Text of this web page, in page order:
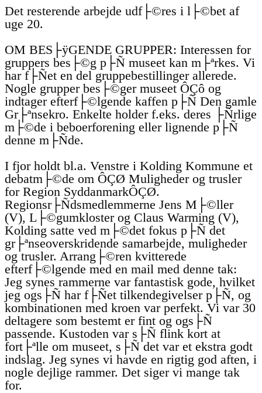
Det resterende arbejde udf├©res i l├©bet af
uge 20.
OM BES├ÿGENDE GRUPPER: Interessen for
gruppers bes├©g p├Ñ museet kan m├ªrkes. Vi
har f├Ñet en del gruppebestillinger allerede.
Nogle grupper bes├©ger museet ÔÇô og
indtager efterf├©lgende kaffen p├Ñ Den gamle
Gr├ªnsekro. Enkelte holder f.eks. deres ├Ñrlige
m├©de i beboerforening eller lignende p├Ñ
denne m├Ñde.
I fjor holdt bl.a. Venstre i Kolding Kommune et
debatm├©de om ÔÇØ Muligheder og trusler
for Region SyddanmarkÔÇØ.
Regionsr├Ñdsmedlemmerne Jens M├©ller
(V), L├©gumkloster og Claus Warming (V),
Kolding satte ved m├©det fokus p├Ñ det
gr├ªnseoverskridende samarbejde, muligheder
og trusler. Arrang├©ren kvitterede
efterf├©lgende med en mail med denne tak:
Jeg synes rammerne var fantastisk gode, hvilket
jeg ogs├Ñ har f├Ñet tilkendegivelser p├Ñ, og
kombinationen med kroen var perfekt. Vi var 30
deltagere som bestemt er fint og ogs├Ñ
passende. Kustoden var s├Ñ flink kort at
fort├ªlle om museet, s├Ñ det var et ekstra godt
indslag. Jeg synes vi havde en rigtig god aften, i
nogle dejlige rammer. Det siger vi mange tak
for.